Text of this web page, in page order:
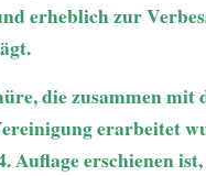
erheblich zur
die zusammen mit
erarbeitet
Auflage erschienen